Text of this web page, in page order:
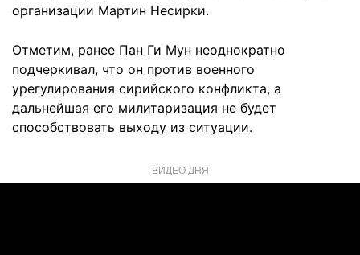
организации Мартин Несирки.
Отметим, ранее Пан Ги Мун неоднократно
подчеркивал, что он против военного
урегулирования сирийского конфликта, а
дальнейшая его милитаризация не будет
способствовать выходу из ситуации.
ВИДЕО ДНЯ